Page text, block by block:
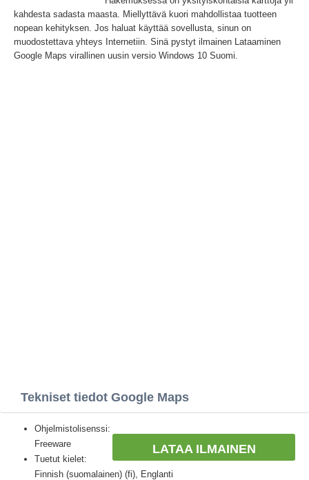
kahdesta sadasta maasta. Miellyttävä kuori mahdollistaa tuotteen
nopean kehityksen. Jos haluat käyttää sovellusta, sinun on
muodostettava yhteys Internetiin. Sinä pystyt ilmainen Lataaminen
Google Maps virallinen uusin versio Windows 10 Suomi.
Tekniset tiedot Google Maps
LATAA ILMAINEN
Ohjelmistolisenssi:
Freeware
Tuetut kielet:
Finnish (suomalainen) (fi), Englanti